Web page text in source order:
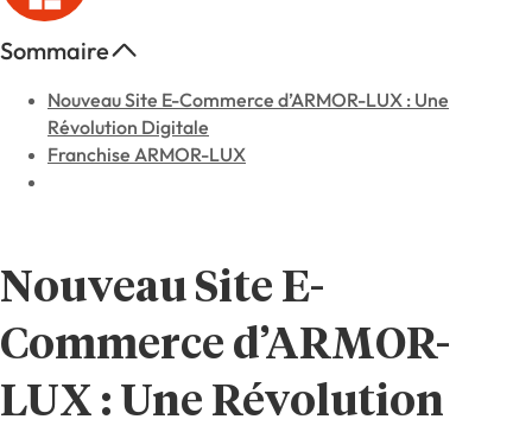
Sommaire
Nouveau Site E-Commerce d’ARMOR-LUX : Une
Révolution Digitale
Franchise ARMOR-LUX
Nouveau Site E-
Commerce d’ARMOR-
LUX : Une Révolution